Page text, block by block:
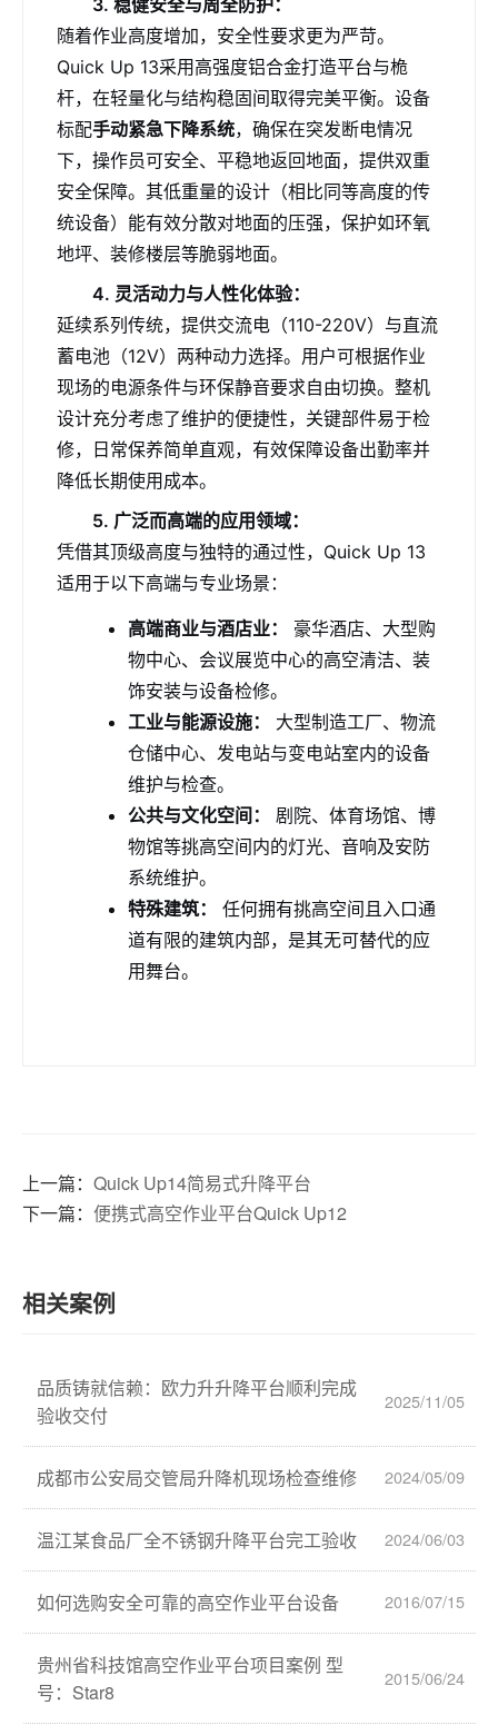
3. 稳健安全与周全防护：
随着作业高度增加，安全性要求更为严苛。
Quick Up 13采用高强度铝合金打造平台与桅
杆，在轻量化与结构稳固间取得完美平衡。设备
标配手动紧急下降系统，确保在突发断电情况
下，操作员可安全、平稳地返回地面，提供双重
安全保障。其低重量的设计（相比同等高度的传
统设备）能有效分散对地面的压强，保护如环氧
地坪、装修楼层等脆弱地面。
4. 灵活动力与人性化体验：
延续系列传统，提供交流电（110-220V）与直流
蓄电池（12V）两种动力选择。用户可根据作业
现场的电源条件与环保静音要求自由切换。整机
设计充分考虑了维护的便捷性，关键部件易于检
修，日常保养简单直观，有效保障设备出勤率并
降低长期使用成本。
5. 广泛而高端的应用领域：
凭借其顶级高度与独特的通过性，Quick Up 13
适用于以下高端与专业场景：
高端商业与酒店业：
豪华酒店、大型购
物中心、会议展览中心的高空清洁、装
饰安装与设备检修。
工业与能源设施：
大型制造工厂、物流
仓储中心、发电站与变电站室内的设备
维护与检查。
公共与文化空间：
剧院、体育场馆、博
物馆等挑高空间内的灯光、音响及安防
系统维护。
特殊建筑：
任何拥有挑高空间且入口通
道有限的建筑内部，是其无可替代的应
用舞台。
上一篇： Quick Up14简易式升降平台
下一篇： 便携式高空作业平台Quick Up12
相关案例
品质铸就信赖：欧力升升降平台顺利完成
验收交付
2025/11/05
成都市公安局交管局升降机现场检查维修 2024/05/09
温江某食品厂全不锈钢升降平台完工验收 2024/06/03
如何选购安全可靠的高空作业平台设备 2016/07/15
贵州省科技馆高空作业平台项目案例 型
号：Star8
2015/06/24